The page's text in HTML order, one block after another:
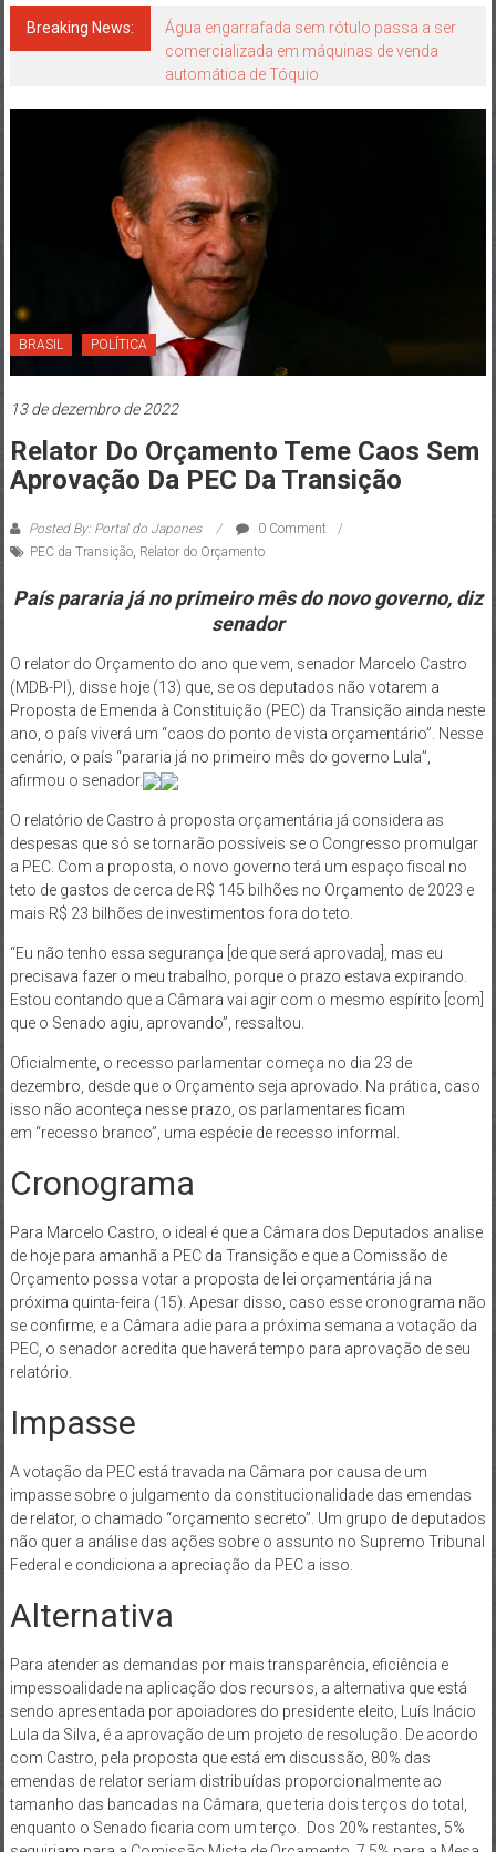
mais
perto
você!
Breaking News:
Água engarrafada sem rótulo passa a ser
comercializada em máquinas de venda
automática de Tóquio
BRASIL POLÍTICA
13 de dezembro de 2022
Relator Do Orçamento Teme Caos Sem
Aprovação Da PEC Da Transição
Posted By: Portal do Japones
0 Comment
PEC da Transição, Relator do Orçamento
País pararia já no primeiro mês do novo governo, diz
senador
O relator do Orçamento do ano que vem, senador Marcelo Castro
(MDB-PI), disse hoje (13) que, se os deputados não votarem a
Proposta de Emenda à Constituição (PEC) da Transição ainda neste
ano, o país viverá um “caos do ponto de vista orçamentário”. Nesse
cenário, o país “pararia já no primeiro mês do governo Lula”,
afirmou o senador.
O relatório de Castro à proposta orçamentária já considera as
despesas que só se tornarão possíveis se o Congresso promulgar
a PEC. Com a proposta, o novo governo terá um espaço fiscal no
teto de gastos de cerca de R$ 145 bilhões no Orçamento de 2023 e
mais R$ 23 bilhões de investimentos fora do teto.
“Eu não tenho essa segurança [de que será aprovada], mas eu
precisava fazer o meu trabalho, porque o prazo estava expirando.
Estou contando que a Câmara vai agir com o mesmo espírito [com]
que o Senado agiu, aprovando”, ressaltou.
Oficialmente, o recesso parlamentar começa no dia 23 de
dezembro, desde que o Orçamento seja aprovado. Na prática, caso
isso não aconteça nesse prazo, os parlamentares ficam
em “recesso branco”, uma espécie de recesso informal.
Cronograma
Para Marcelo Castro, o ideal é que a Câmara dos Deputados analise
de hoje para amanhã a PEC da Transição e que a Comissão de
Orçamento possa votar a proposta de lei orçamentária já na
próxima quinta-feira (15). Apesar disso, caso esse cronograma não
se confirme, e a Câmara adie para a próxima semana a votação da
PEC, o senador acredita que haverá tempo para aprovação de seu
relatório.
Impasse
A votação da PEC está travada na Câmara por causa de um
impasse sobre o julgamento da constitucionalidade das emendas
de relator, o chamado “orçamento secreto”. Um grupo de deputados
não quer a análise das ações sobre o assunto no Supremo Tribunal
Federal e condiciona a apreciação da PEC a isso.
Alternativa
Para atender as demandas por mais transparência, eficiência e
impessoalidade na aplicação dos recursos, a alternativa que está
sendo apresentada por apoiadores do presidente eleito, Luís Inácio
Lula da Silva, é a aprovação de um projeto de resolução. De acordo
com Castro, pela proposta que está em discussão, 80% das
emendas de relator seriam distribuídas proporcionalmente ao
tamanho das bancadas na Câmara, que teria dois terços do total,
enquanto o Senado ficaria com um terço. Dos 20% restantes, 5%